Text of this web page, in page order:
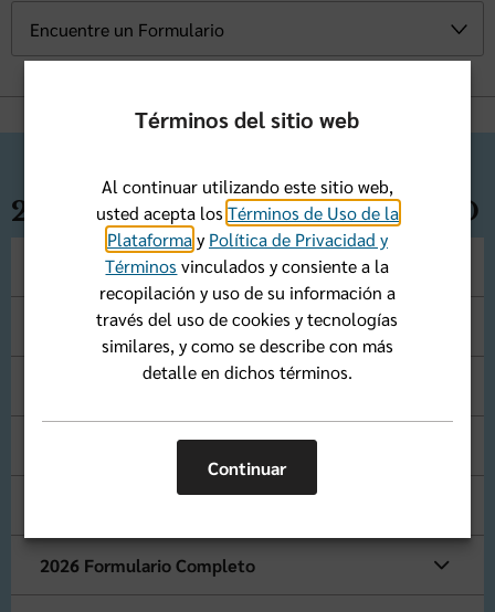
2026 BlueMedicare Classic HMO
2026 Área De Servicio
2026 Notificación Anual de Cambios
2026 Constancia de Cobertura
2026 Resumen de Beneficios
2026 Formulario Completo
Términos del sitio web
Al continuar utilizando este sitio web,
usted acepta los Términos de Uso de la
Plataformay Política de Privacidad y
Términos vinculados y consiente a la
recopilación y uso de su información a
través del uso de cookies y tecnologías
similares, y como se describe con más
detalle en dichos términos.
Continuar